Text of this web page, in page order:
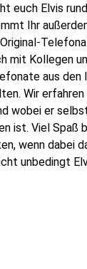
euch Elvis
Ihr
mit Kollegen
aus
Wir erfahren
wobei er
ist. Viel Spaß
wenn dabei
unbedingt